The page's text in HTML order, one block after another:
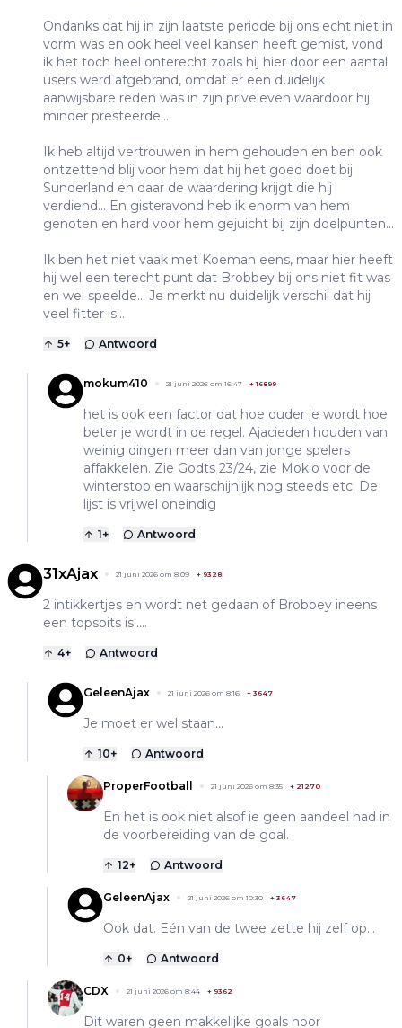
Ondanks dat hij in zijn laatste periode bij ons echt niet in
vorm was en ook heel veel kansen heeft gemist, vond
ik het toch heel onterecht zoals hij hier door een aantal
users werd afgebrand, omdat er een duidelijk
aanwijsbare reden was in zijn priveleven waardoor hij
minder presteerde...
Ik heb altijd vertrouwen in hem gehouden en ben ook
ontzettend blij voor hem dat hij het goed doet bij
Sunderland en daar de waardering krijgt die hij
verdiend... En gisteravond heb ik enorm van hem
genoten en hard voor hem gejuicht bij zijn doelpunten...
Ik ben het niet vaak met Koeman eens, maar hier heeft
hij wel een terecht punt dat Brobbey bij ons niet fit was
en wel speelde... Je merkt nu duidelijk verschil dat hij
veel fitter is...
5+ Antwoord
mokum410 21 juni 2026 om 16:47 +16899
het is ook een factor dat hoe ouder je wordt hoe
beter je wordt in de regel. Ajacieden houden van
weinig dingen meer dan van jonge spelers
affakkelen. Zie Godts 23/24, zie Mokio voor de
winterstop en waarschijnlijk nog steeds etc. De
lijst is vrijwel oneindig
1+ Antwoord
31xAjax 21 juni 2026 om 8:09 + 9328
2 intikkertjes en wordt net gedaan of Brobbey ineens
een topspits is.....
4+ Antwoord
GeleenAjax 21 juni 2026 om 8:16 + 3647
Je moet er wel staan...
10+ Antwoord
ProperFootball 21 juni 2026 om 8:35 + 21270
En het is ook niet alsof ie geen aandeel had in
de voorbereiding van de goal.
12+ Antwoord
GeleenAjax 21 juni 2026 om 10:30 + 3647
Ook dat. Eén van de twee zette hij zelf op...
0+ Antwoord
CDX 21 juni 2026 om 8:44 + 9362
Dit waren geen makkelijke goals hoor